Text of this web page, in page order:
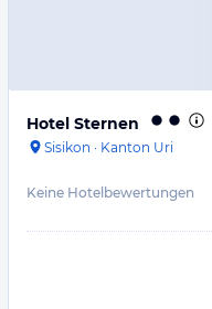
Hotel Sternen
Sisikon · Kanton Uri
Keine Hotelbewertungen